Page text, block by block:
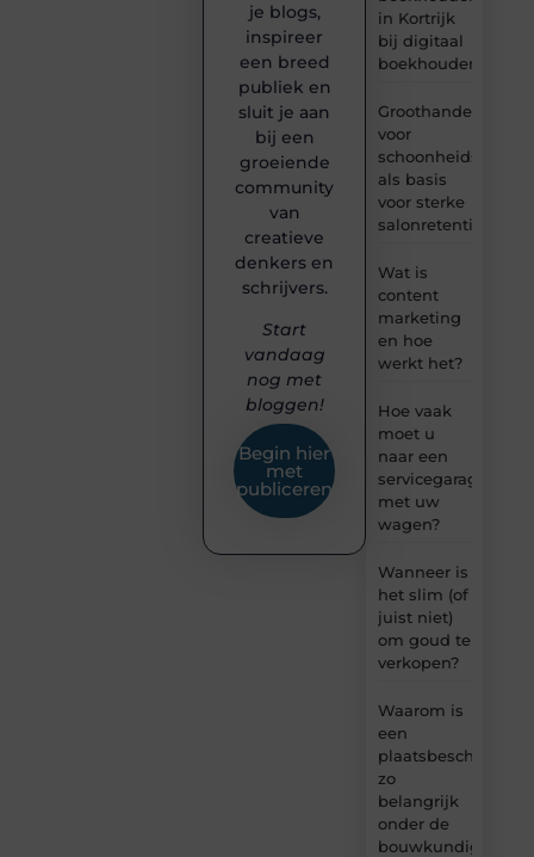
in Kortrijk
bij digitaal
boekhouden?
Groothandel
voor
als basis
voor sterke
salonretentie
Wat is
content
marketing
en hoe
werkt het?
Hoe vaak
moet u
naar een
servicegarage
met uw
wagen?
Wanneer is
het slim (of
juist niet)
om goud te
verkopen?
Waarom is
een
plaatsbeschrijving
zo
belangrijk
onder de
bouwkundige
je blogs,
inspireer
een breed
publiek en
sluit je aan
bij een
groeiende
community
van
creatieve
denkers en
schrijvers.
Start
vandaag
nog met
bloggen!
Begin hier
met
publiceren